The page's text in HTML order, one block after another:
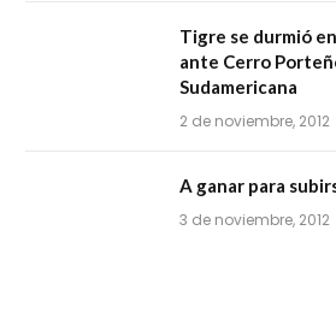
Tigre se durmió
ante Cerro
Sudamericana
2 de noviembre, 2012
A ganar para
3 de noviembre, 2012